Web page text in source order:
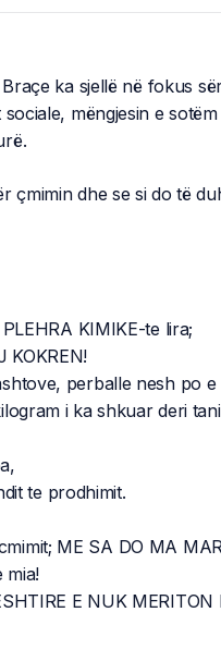
ka sjellë në fokus
mëngjesin e
çmimin dhe se si do të
KIMIKE-te lira;
KOKREN!
perballe nesh po
i ka shkuar deri
te prodhimit.
ME SA DO MA
mia!
E NUK